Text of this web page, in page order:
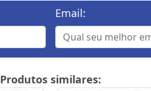
Email:
Produtos similares: